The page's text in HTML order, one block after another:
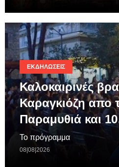
ΕΚΔΗΛΏΣΕΙΣ
Καλοκαιρινές
Καραγκιόζη απο
Παραμυθιά και
Το πρόγραμμα
08|08|2026